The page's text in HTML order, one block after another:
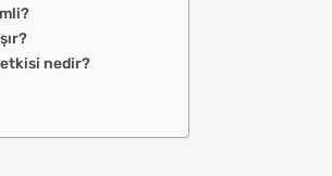
nedir?